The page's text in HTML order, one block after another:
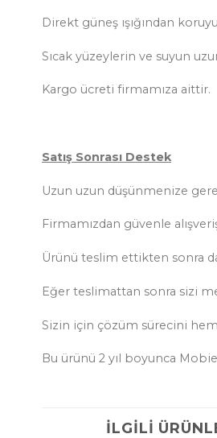
Direkt güneş ışığından
Sıcak yüzeylerin ve suyun
Kargo ücreti firmamıza aittir.
Satış Sonrası Destek
Uzun uzun düşünmenize
Firmamızdan güvenle
Ürünü teslim ettikten sonra
Eğer teslimattan sonra sizi
Sizin için çözüm sürecini
Bu ürünü 2 yıl boyunca
İLGILI